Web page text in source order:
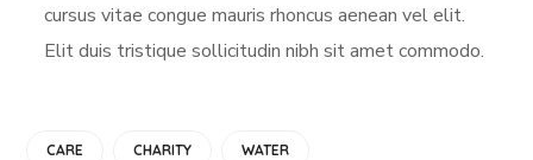
cursus vitae congue mauris rhoncus aenean vel elit.
Elit duis tristique sollicitudin nibh sit amet commodo.
CARE CHARITY WATER